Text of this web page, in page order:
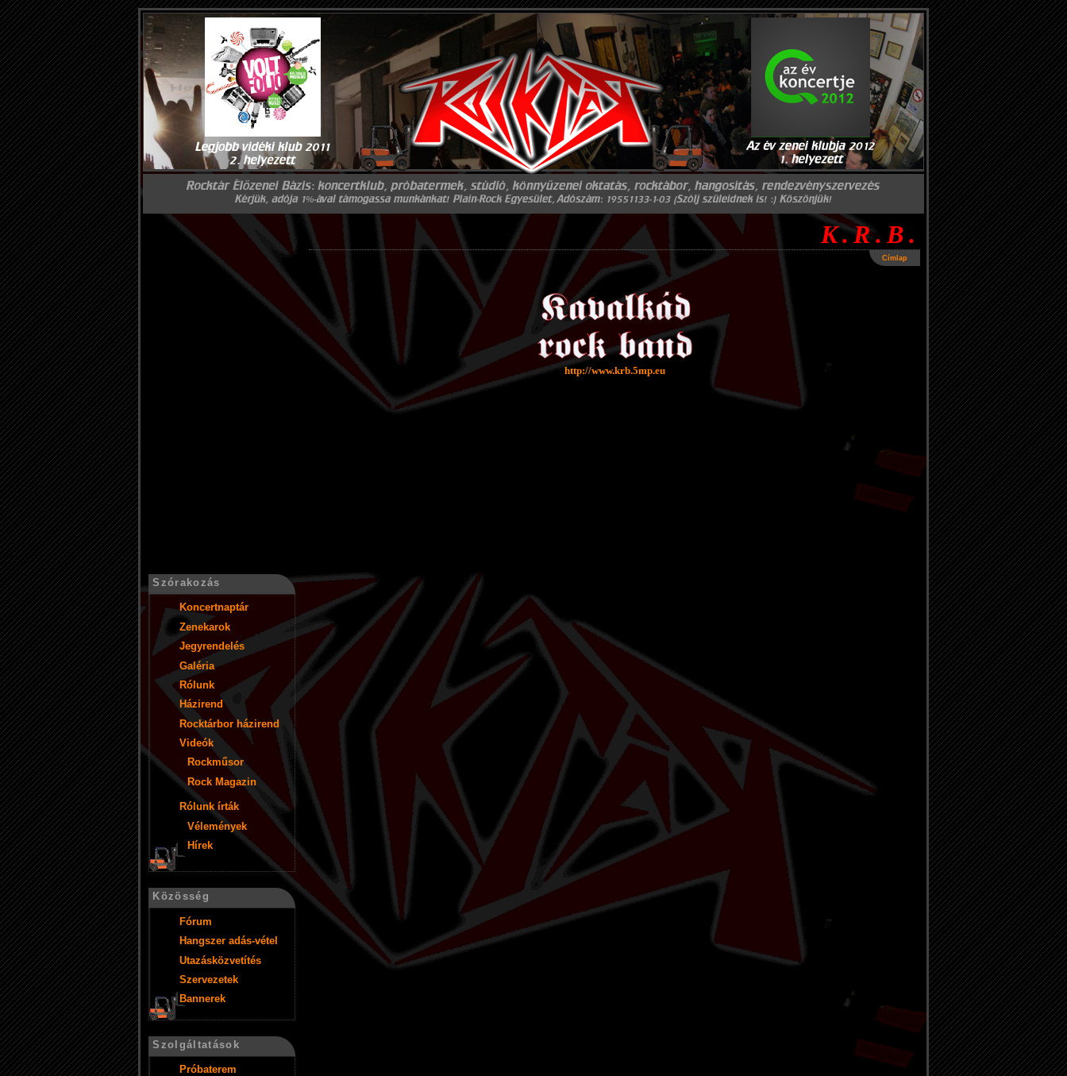
K.R.B.
Címlap
http://www.krb.5mp.eu
Szórakozás
Koncertnaptár
Zenekarok
Jegyrendelés
Galéria
Rólunk
Házirend
Rocktárbor házirend
Videók
Rockműsor
Rock Magazin
Rólunk írták
Vélemények
Hírek
Közösség
Fórum
Hangszer adás-vétel
Utazásközvetítés
Szervezetek
Bannerek
Szolgáltatások
Próbaterem